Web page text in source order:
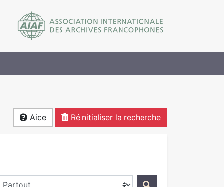
Aide Réinitialiser la recherche
dans...